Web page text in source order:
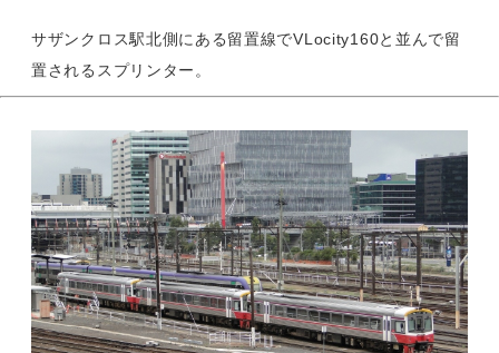
サザンクロス駅北側にある留置線でVLocity160と並んで留
置されるスプリンター。